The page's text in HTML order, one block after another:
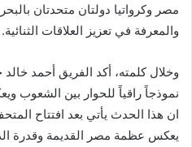
مصر وكرواتيا دولتان متحدتان
والمعرفة في تعزيز العلاقات الثنائية.
وخلال كلمته، أكد الفريق أحمد
نموذجاً راقياً للحوار بين الشعوب
ان هذا الحدث يأتي بعد افتتاح
يعكس عظمة مصر القديمة وقدرة